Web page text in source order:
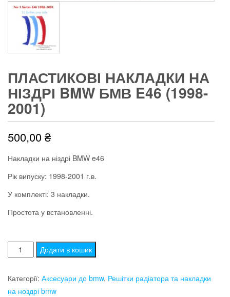
ПЛАСТИКОВІ НАКЛАДКИ НА
НІЗДРІ BMW БМВ E46 (1998-
2001)
500,00₴
Накладки на ніздрі BMW e46
Рік випуску: 1998-2001 г.в.
У комплекті: 3 накладки.
Простота у встановленні.
Пластикові
накладки
Додати в кошик
Категорії: Аксесуари до bmw, Решітки радіатора та накладки
на ноздрі bmw